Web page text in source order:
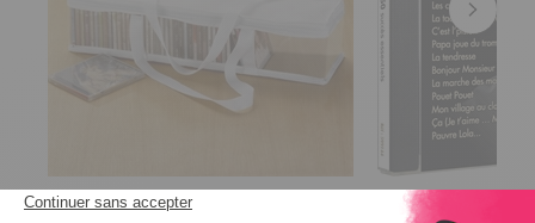
Housse de rangement 50 CD
Bourvil : 50